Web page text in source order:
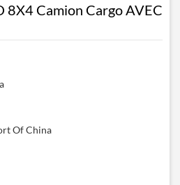
8X4 Camion Cargo AVEC
Of China